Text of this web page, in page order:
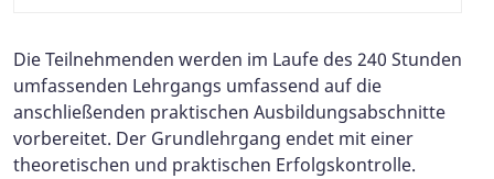
Die Teilnehmenden werden im Laufe des 240 Stunden
umfassenden Lehrgangs umfassend auf die
anschließenden praktischen Ausbildungsabschnitte
vorbereitet. Der Grundlehrgang endet mit einer
theoretischen und praktischen Erfolgskontrolle.